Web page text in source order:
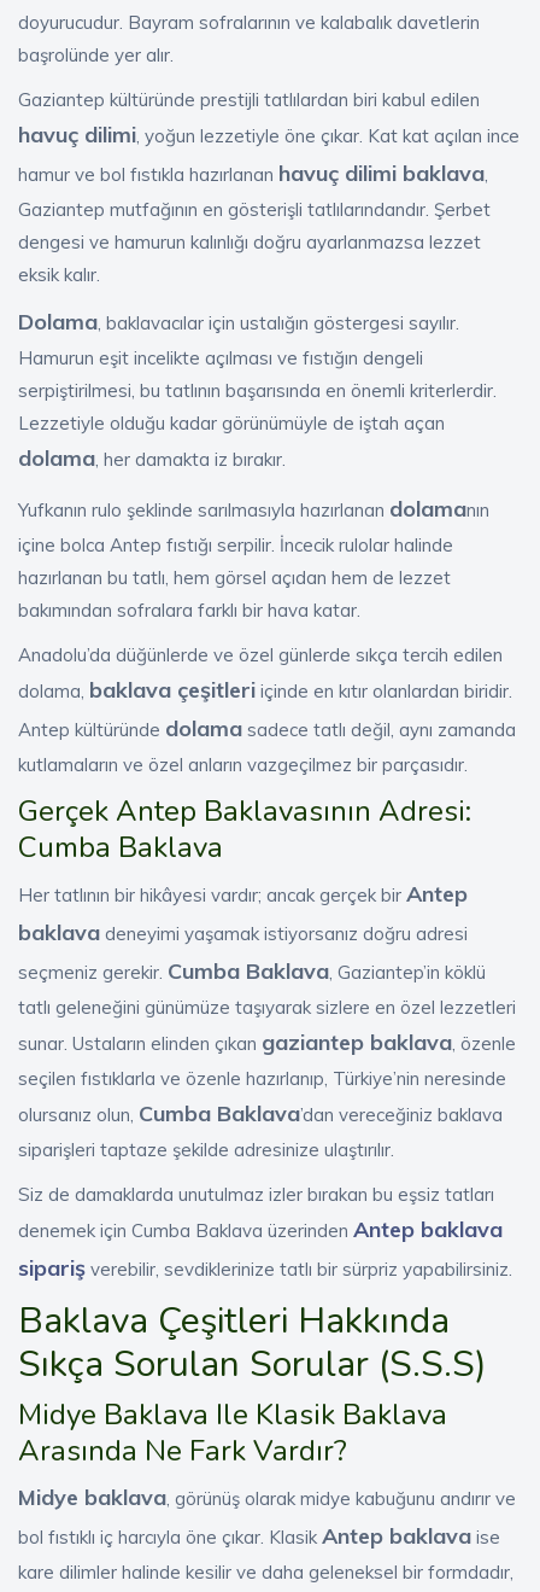
doyurucudur. Bayram sofralarının ve kalabalık davetlerin
başrolünde yer alır.
Gaziantep kültüründe prestijli tatlılardan biri kabul edilen
havuç dilimi, yoğun lezzetiyle öne çıkar. Kat kat açılan ince
hamur ve bol fıstıkla hazırlanan havuç dilimi baklava,
Gaziantep mutfağının en gösterişli tatlılarındandır. Şerbet
dengesi ve hamurun kalınlığı doğru ayarlanmazsa lezzet
eksik kalır.
Dolama, baklavacılar için ustalığın göstergesi sayılır.
Hamurun eşit incelikte açılması ve fıstığın dengeli
serpiştirilmesi, bu tatlının başarısında en önemli kriterlerdir.
Lezzetiyle olduğu kadar görünümüyle de iştah açan
dolama, her damakta iz bırakır.
Yufkanın rulo şeklinde sarılmasıyla hazırlanan dolamanın
içine bolca Antep fıstığı serpilir. İncecik rulolar halinde
hazırlanan bu tatlı, hem görsel açıdan hem de lezzet
bakımından sofralara farklı bir hava katar.
Anadolu’da düğünlerde ve özel günlerde sıkça tercih edilen
dolama, baklava çeşitleri içinde en kıtır olanlardan biridir.
Antep kültüründe dolama sadece tatlı değil, aynı zamanda
kutlamaların ve özel anların vazgeçilmez bir parçasıdır.
Gerçek Antep Baklavasının Adresi:
Cumba Baklava
Her tatlının bir hikâyesi vardır; ancak gerçek bir Antep
baklava deneyimi yaşamak istiyorsanız doğru adresi
seçmeniz gerekir. Cumba Baklava, Gaziantep’in köklü
tatlı geleneğini günümüze taşıyarak sizlere en özel lezzetleri
sunar. Ustaların elinden çıkan gaziantep baklava, özenle
seçilen fıstıklarla ve özenle hazırlanıp, Türkiye’nin neresinde
olursanız olun, Cumba Baklava’dan vereceğiniz baklava
siparişleri taptaze şekilde adresinize ulaştırılır.
Siz de damaklarda unutulmaz izler bırakan bu eşsiz tatları
denemek için Cumba Baklava üzerinden Antep baklava
sipariş verebilir, sevdiklerinize tatlı bir sürpriz yapabilirsiniz.
Baklava Çeşitleri Hakkında
Sıkça Sorulan Sorular (S.S.S)
Midye Baklava Ile Klasik Baklava
Arasında Ne Fark Vardır?
Midye baklava, görünüş olarak midye kabuğunu andırır ve
bol fıstıklı iç harcıyla öne çıkar. Klasik Antep baklava ise
kare dilimler halinde kesilir ve daha geleneksel bir formdadır,